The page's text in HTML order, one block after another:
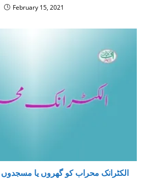
February 15, 2021
الکٹرانک محراب کو گھروں یا مسجدوں